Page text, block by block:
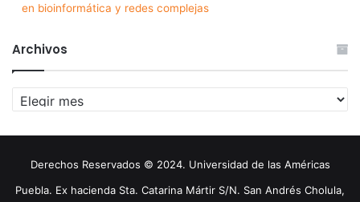
en bioinformática y redes complejas
Archivos
Archivos
Derechos Reservados © 2024. Universidad de las Américas
Puebla. Ex hacienda Sta. Catarina Mártir S/N. San Andrés Cholula,